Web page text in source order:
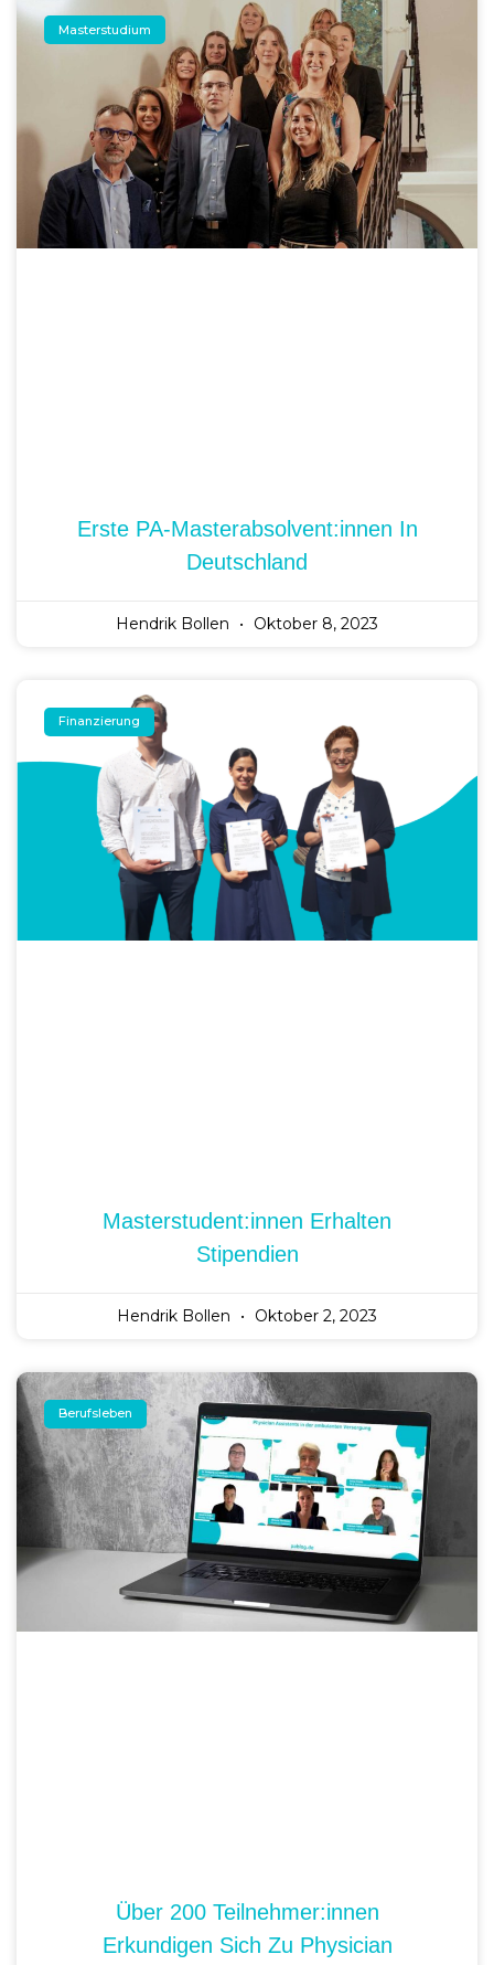
Masterstudium
Erste PA-Masterabsolvent:innen In
Deutschland
Hendrik Bollen Oktober 8, 2023
Finanzierung
Masterstudent:innen Erhalten
Stipendien
Hendrik Bollen Oktober 2, 2023
Berufsleben
Über 200 Teilnehmer:innen
Erkundigen Sich Zu Physician